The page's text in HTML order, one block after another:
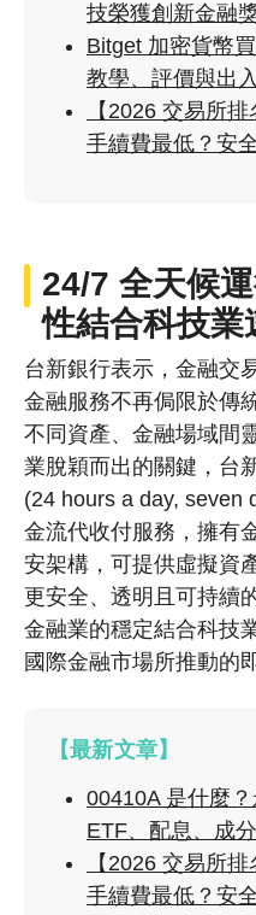
技榮獲創新金融
Bitget 加密貨幣
教學、評價與出
【2026 交易所
手續費最低？安
24/7 全天候
性結合科技業
台新銀行表示，金融交
金融服務不再侷限於傳
不同資產、金融場域間
業脫穎而出的關鍵，台
(24 hours a day, seven
金流代收付服務，擁有
安架構，可提供虛擬資
更安全、透明且可持續
金融業的穩定結合科技
國際金融市場所推動的
【最新文章】
00410A 是什麼
ETF、配息、成
【2026 交易所
手續費最低？安